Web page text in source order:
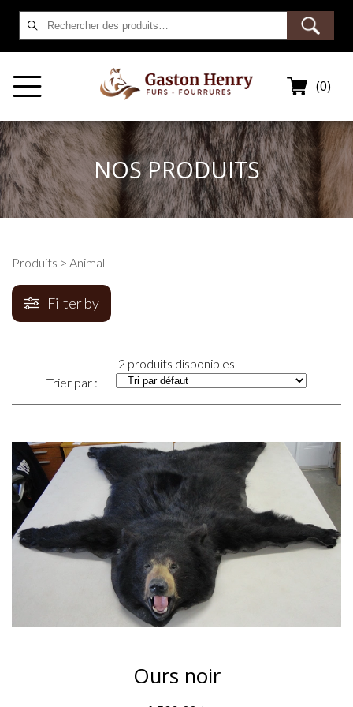
(0)
NOS PRODUITS
Produits > Animal
Filter by
2 produits disponibles
Trier par :
Ours noir